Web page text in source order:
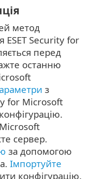
метод
ESET Security for
перед
останню
з
for Microsoft
сервер.
за допомогою
Імпортуйте
конфігурацію.